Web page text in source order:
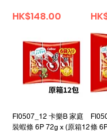
價格
HK$148.00 價
FI0507_12 卡樂B 家庭
裝蝦條 6P 72g x (原箱12條